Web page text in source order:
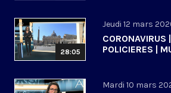
28:05
Jeudi 12 mars
CORONAVIRUS
POLICIERES |
Mardi 10 mars